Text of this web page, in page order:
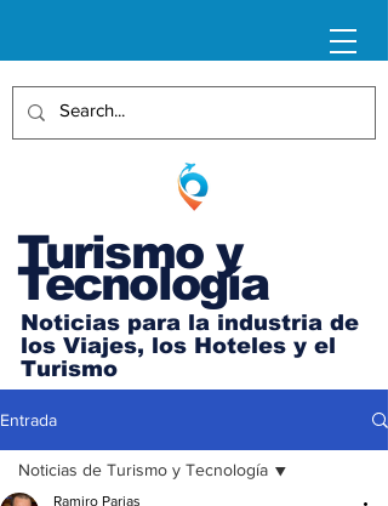
Turismo y
Tecnología
Noticias para la industria de
los Viajes, los Hoteles y el
Turismo
Entrada
Noticias de Turismo y Tecnología
Ramiro Parias